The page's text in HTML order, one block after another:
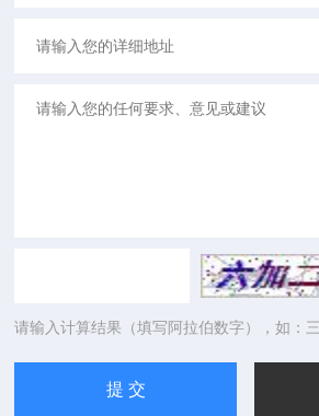
请输入计算结果（填写阿拉伯数字），如：